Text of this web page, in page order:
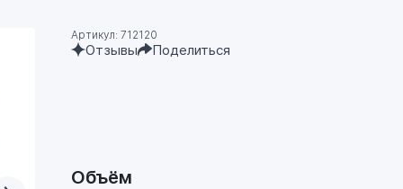
Артикул: 712120
Отзывы Поделиться
Объём